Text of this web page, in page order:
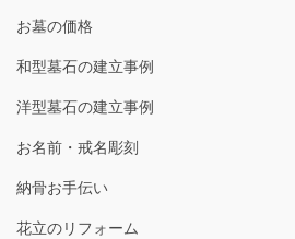
お墓の価格
和型墓石の建立事例
洋型墓石の建立事例
お名前・戒名彫刻
納骨お手伝い
花立のリフォーム